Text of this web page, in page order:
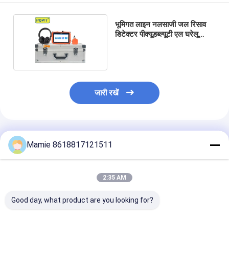
भूमिगत लाइन नलसाजी जल रिसाव
डिटेक्टर पीक्यूडब्ल्यूटी एल घरेलू
जारी रखें
अनुशंसित उत्पाद
Mamie 8618817121511
2:35 AM
Good day, what product are you looking for?